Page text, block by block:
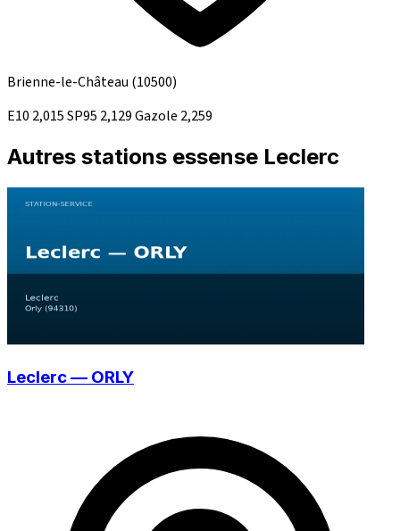
Brienne-le-Château (10500)
E10 2,015SP95 2,129Gazole 2,259
Autres stations essense Leclerc
Leclerc — ORLY